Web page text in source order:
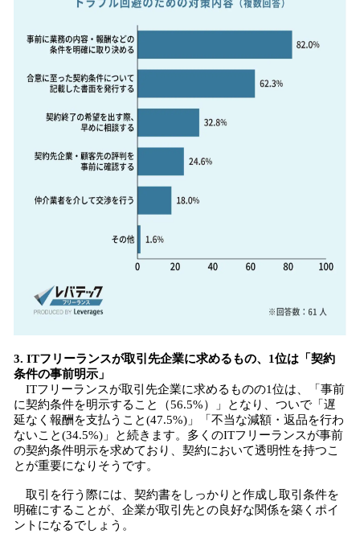
3. ITフリーランスが取引先企業に求めるもの、1位は「契約
条件の事前明示」
ITフリーランスが取引先企業に求めるものの1位は、「事前
に契約条件を明示すること（56.5%）」となり、ついで「遅
延なく報酬を支払うこと(47.5%)」「不当な減額・返品を行わ
ないこと(34.5%)」と続きます。多くのITフリーランスが事前
の契約条件明示を求めており、契約において透明性を持つこ
とが重要になりそうです。
取引を行う際には、契約書をしっかりと作成し取引条件を
明確にすることが、企業が取引先との良好な関係を築くポイ
ントになるでしょう。